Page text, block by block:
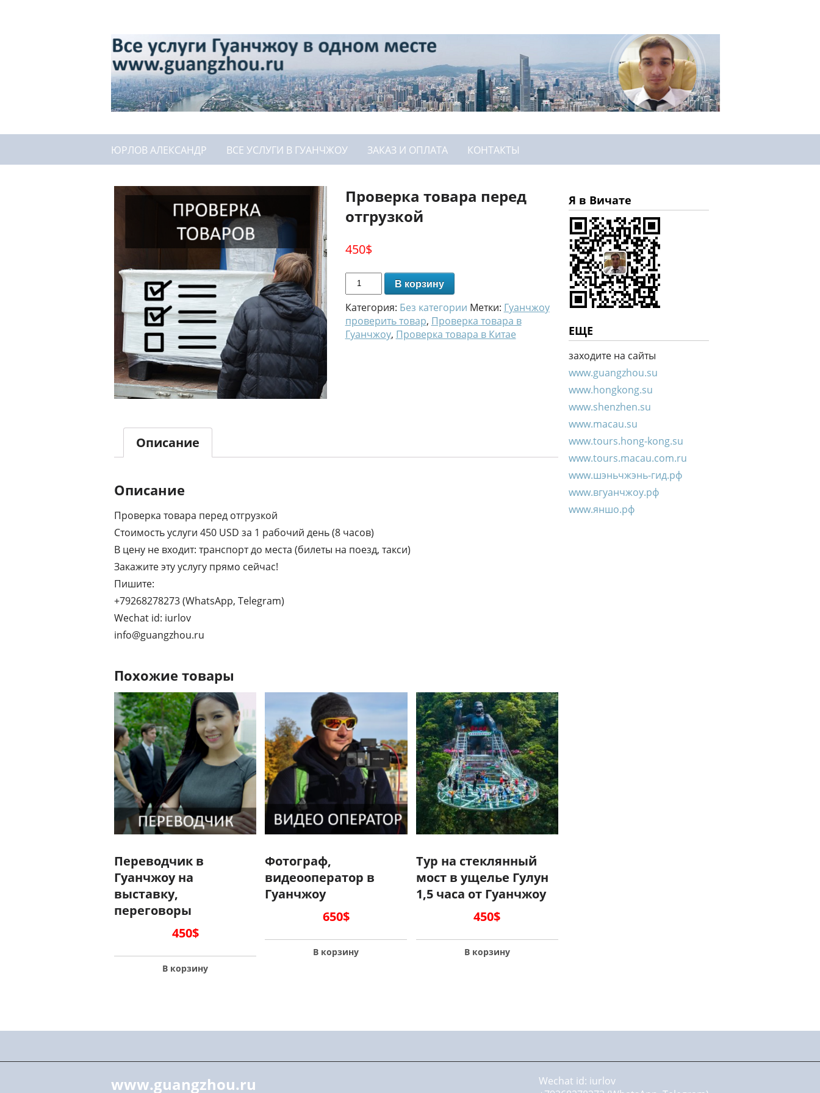
ЮРЛОВ АЛЕКСАНДР ВСЕ УСЛУГИ В ГУАНЧЖОУ ЗАКАЗ И ОПЛАТА КОНТАКТЫ
Проверка товара перед
отгрузкой
450$
В корзину
Категория: Без категории Метки: Гуанчжоу
проверить товар, Проверка товара в
Гуанчжоу, Проверка товара в Китае
Описание
Описание
Проверка товара перед отгрузкой
Стоимость услуги 450 USD за 1 рабочий день (8 часов)
В цену не входит: транспорт до места (билеты на поезд, такси)
Закажите эту услугу прямо сейчас!
Пишите:
+79268278273 (WhatsApp, Telegram)
Wechat id: iurlov
info@guangzhou.ru
Похожие товары
Переводчик в
Гуанчжоу на
выставку,
переговоры
450$
В корзину
Фотограф,
видеооператор в
Гуанчжоу
650$
В корзину
Тур на стеклянный
мост в ущелье Гулун
1,5 часа от Гуанчжоу
450$
В корзину
Я в Вичате
ЕЩЕ
заходите на сайты
www.guangzhou.su
www.hongkong.su
www.shenzhen.su
www.macau.su
www.tours.hong-kong.su
www.tours.macau.com.ru
www.шэньчжэнь-гид.рф
www.вгуанчжоу.рф
www.яншо.рф
www.guangzhou.ru
Wechat id: iurlov